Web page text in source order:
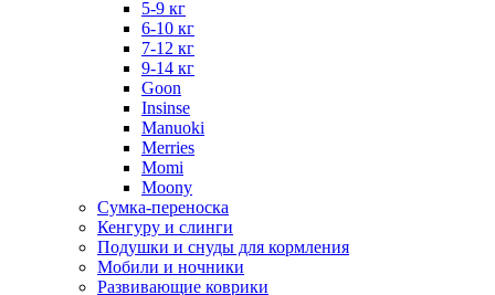
5-9 кг
6-10 кг
7-12 кг
9-14 кг
Goon
Insinse
Manuoki
Merries
Momi
Moony
Сумка-переноска
Кенгуру и слинги
Подушки и снуды для кормления
Мобили и ночники
Развивающие коврики